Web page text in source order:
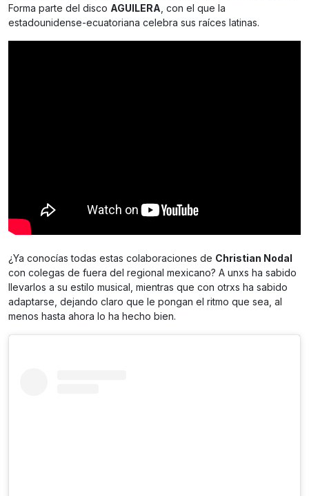
Forma parte del disco AGUILERA , con el que la
estadounidense-ecuatoriana celebra sus raíces latinas.
¿Ya conocías todas estas colaboraciones de Christian Nodal
con colegas de fuera del regional mexicano? A unxs ha sabido
llevarlos a su estilo musical, mientras que con otrxs ha sabido
adaptarse, dejando claro que le pongan el ritmo que sea, al
menos hasta ahora lo ha hecho bien.